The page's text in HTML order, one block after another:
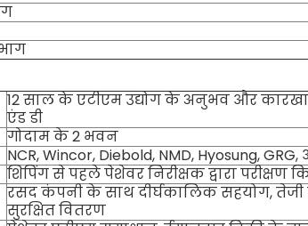
12 साल के एटीएम उद्योग के अनुभव और
एंड डी
गोदाम के 2 भवन
NCR, Wincor, Diebold, NMD, Hyosung, GRG,
शिपिंग से पहले पेशेवर निरीक्षक द्वारा परीक्षण
रसद कंपनी के साथ दीर्घकालिक सहयोग,
सुरक्षित वितरण